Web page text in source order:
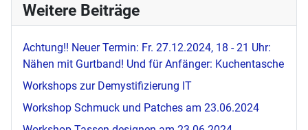
Weitere Beiträge
Achtung!! Neuer Termin: Fr. 27.12.2024, 18 - 21 Uhr:
Nähen mit Gurtband! Und für Anfänger: Kuchentasche
Workshops zur Demystifizierung IT
Workshop Schmuck und Patches am 23.06.2024